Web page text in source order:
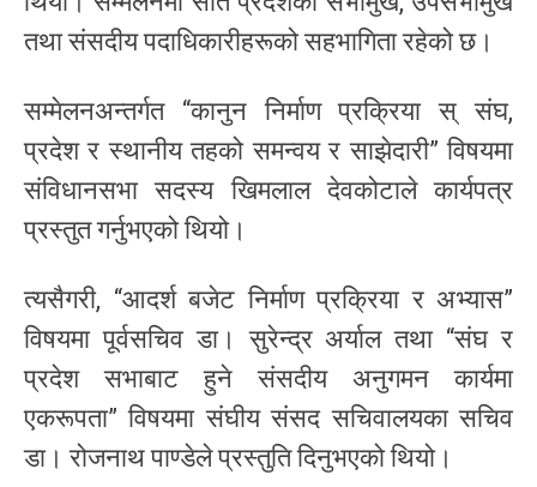
तथा संसदीय पदाधिकारीहरूको सहभागिता रहेको छ।
सम्मेलनअन्तर्गत “कानुन निर्माण प्रक्रिया स् संघ,
प्रदेश र स्थानीय तहको समन्वय र साझेदारी” विषयमा
संविधानसभा सदस्य खिमलाल देवकोटाले कार्यपत्र
प्रस्तुत गर्नुभएको थियो।
त्यसैगरी, “आदर्श बजेट निर्माण प्रक्रिया र अभ्यास”
विषयमा पूर्वसचिव डा। सुरेन्द्र अर्याल तथा “संघ र
प्रदेश सभाबाट हुने संसदीय अनुगमन कार्यमा
एकरूपता” विषयमा संघीय संसद सचिवालयका सचिव
डा। रोजनाथ पाण्डेले प्रस्तुति दिनुभएको थियो।